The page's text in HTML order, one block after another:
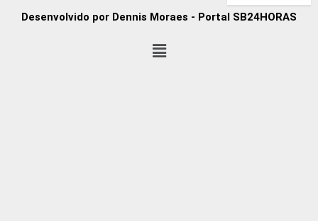
Desenvolvido por Dennis Moraes - Portal SB24HORAS